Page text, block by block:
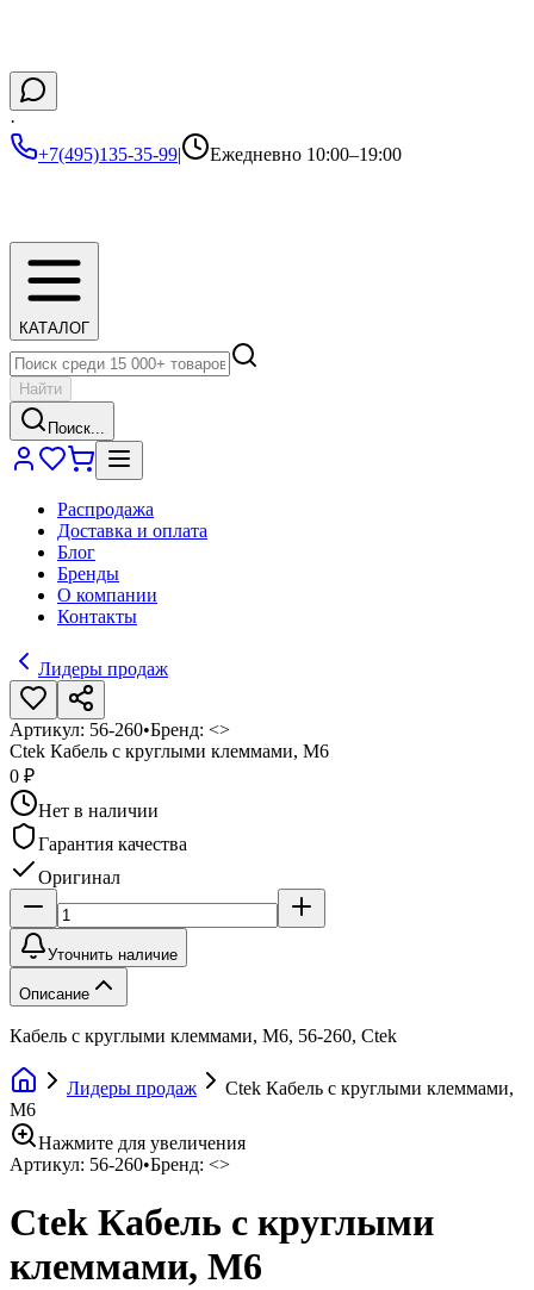
·
+7(495)135-35-99| Ежедневно 10:00–19:00
КАТАЛОГ
Найти
Поиск...
Распродажа
Доставка и оплата
Блог
Бренды
О компании
Контакты
Лидеры продаж
Артикул: 56-260•Бренд: <>
Ctek Кабель с круглыми клеммами, М6
0 ₽
Нет в наличии
Гарантия качества
Оригинал
Уточнить наличие
Описание
Кабель с круглыми клеммами, М6, 56-260, Ctek
Лидеры продаж
Ctek Кабель с круглыми клеммами,
М6
Нажмите для увеличения
Артикул: 56-260•Бренд: <>
Ctek Кабель с круглыми
клеммами, М6